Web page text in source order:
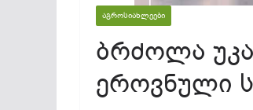
ᲐᲒᲠᲝᲡᲘᲐᲮᲚᲔᲔᲑᲘ
ბრძოლა
ეროვნული